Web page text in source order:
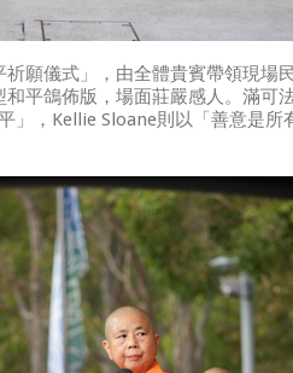
願儀式」，由全體貴賓帶領現場
平鴿佈版，場面莊嚴感人。滿可
」，Kellie Sloane則以「善意是所